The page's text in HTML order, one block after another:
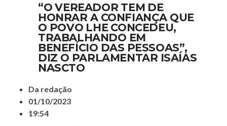
“O VEREADOR TEM DE
HONRAR A CONFIANÇA QUE
O POVO LHE CONCEDEU,
TRABALHANDO EM
BENEFÍCIO DAS PESSOAS”,
DIZ O PARLAMENTAR ISAÍAS
NASCTO
Da redação
01/10/2023
19:54